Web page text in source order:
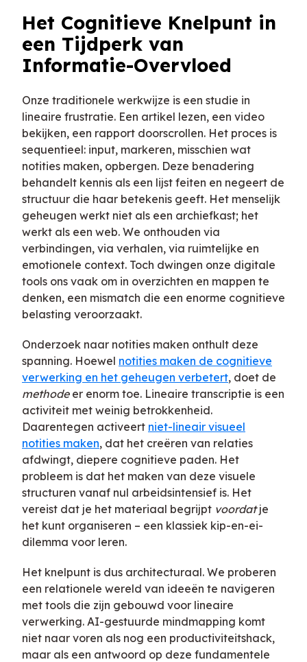
Het Cognitieve Knelpunt in
een Tijdperk van
Informatie-Overvloed
Onze traditionele werkwijze is een studie in
lineaire frustratie. Een artikel lezen, een video
bekijken, een rapport doorscrollen. Het proces is
sequentieel: input, markeren, misschien wat
notities maken, opbergen. Deze benadering
behandelt kennis als een lijst feiten en negeert de
structuur die haar betekenis geeft. Het menselijk
geheugen werkt niet als een archiefkast; het
werkt als een web. We onthouden via
verbindingen, via verhalen, via ruimtelijke en
emotionele context. Toch dwingen onze digitale
tools ons vaak om in overzichten en mappen te
denken, een mismatch die een enorme cognitieve
belasting veroorzaakt.
Onderzoek naar notities maken onthult deze
spanning. Hoewel notities maken de cognitieve
verwerking en het geheugen verbetert, doet de
methodeer enorm toe. Lineaire transcriptie is een
activiteit met weinig betrokkenheid.
Daarentegen activeert niet-lineair visueel
notities maken, dat het creëren van relaties
afdwingt, diepere cognitieve paden. Het
probleem is dat het maken van deze visuele
structuren vanaf nul arbeidsintensief is. Het
vereist dat je het materiaal begrijpt voordatje
het kunt organiseren – een klassiek kip-en-ei-
dilemma voor leren.
Het knelpunt is dus architecturaal. We proberen
een relationele wereld van ideeën te navigeren
met tools die zijn gebouwd voor lineaire
verwerking. AI-gestuurde mindmapping komt
niet naar voren als nog een productiviteitshack,
maar als een antwoord op deze fundamentele